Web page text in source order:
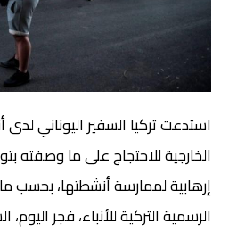
استدعت تركيا السفير اليوناني لدى
الخارجية للاحتجاج على ما وصفته
إرهابية لممارسة أنشطتها، بحسب
الرسمية التركية للأنباء، فجر اليوم،